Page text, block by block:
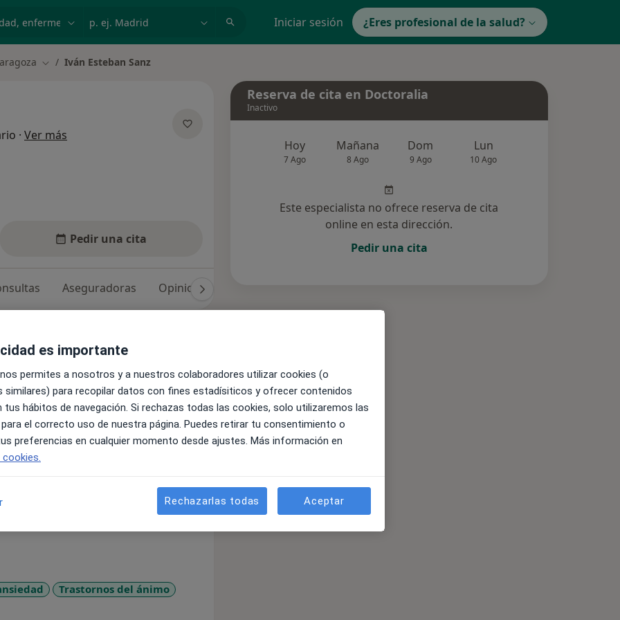
Iniciar sesión ¿Eres profesional de la salud?
Cambiar de ciudad
Iván Esteban Sanz
· Ver más
Pedir una cita
Aseguradoras Opiniones (54)
Terapeuta y Mediador de conflictos.
Humanos y políticas públicas, y soy
dejamos para otro momento).
familiar e intercultural)
Clínico
LGBTI+
e internacional
sexual compulsiva y chemsex
Trastornos del ánimo
Reserva de cita en Doctoralia
Inactivo
Hoy
7 Ago
Mañana
8 Ago
Dom
9 Ago
Lun
10 Ago
Este especialista no ofrece reserva de cita
online en esta dirección.
Pedir una cita
es importante
permites a nosotros y a nuestros colaboradores utilizar cookies (o
similares) para recopilar datos con fines estadísiticos y ofrecer contenidos
tus hábitos de navegación. Si rechazas todas las cookies, solo utilizaremos las
el correcto uso de nuestra página. Puedes retirar tu consentimiento o
preferencias en cualquier momento desde ajustes. Más información en
Rechazarlas todas Aceptar